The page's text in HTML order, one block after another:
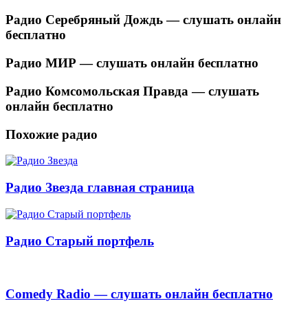
Радио Серебряный Дождь — слушать онлайн
бесплатно
Радио МИР — слушать онлайн бесплатно
Радио Комсомольская Правда — слушать
онлайн бесплатно
Похожие радио
Радио Звезда главная страница
Радио Старый портфель
Comedy Radio — слушать онлайн бесплатно